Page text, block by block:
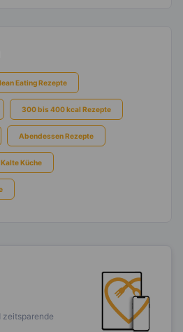
Eating Rezepte
300 bis 400 kcal Rezepte
Abendessen Rezepte
Kalte Küche